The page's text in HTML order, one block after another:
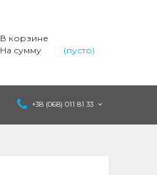
В корзине
На сумму
(пусто)
+38 (068) 011 81 33